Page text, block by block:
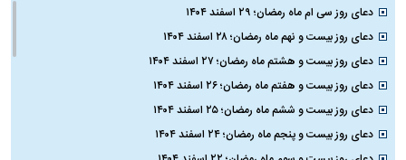
دعای روز سی ام ماه رمضان؛ ۲۹ اسفند ۱۴۰۴
دعای روز بیست و نهم ماه رمضان؛ ۲۸ اسفند ۱۴۰۴
دعای روز بیست و هشتم ماه رمضان؛ ۲۷ اسفند ۱۴۰۴
دعای روز بیست و هفتم ماه رمضان؛ ۲۶ اسفند ۱۴۰۴
دعای روز بیست و ششم ماه رمضان؛ ۲۵ اسفند ۱۴۰۴
دعای روز بیست و پنجم ماه رمضان؛ ۲۴ اسفند ۱۴۰۴